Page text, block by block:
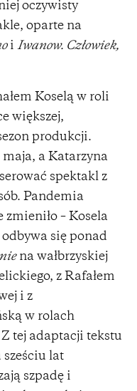
oczywisty
oparte na
i Iwanow. Człowiek,
Koselą w roli
większej,
produkcji.
a Katarzyna
spektakl z
Pandemia
zmieniło – Kosela
się ponad
na wałbrzyskiej
z Rafałem
i z
w rolach
tej adaptacji tekstu
sześciu lat
szpadę i